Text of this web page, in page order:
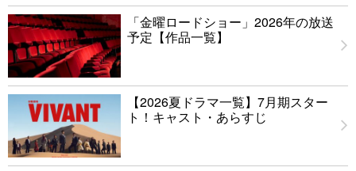
「金曜ロードショー」2026年の放送
予定【作品一覧】
【2026夏ドラマ一覧】7月期スター
ト！キャスト・あらすじ